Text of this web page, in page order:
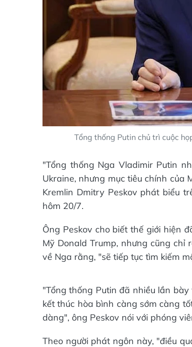
Tổng thống Putin chủ trì cuộc
"Tổng thống Nga Vladimir Putin
Ukraine, nhưng mục tiêu chính của
Kremlin Dmitry Peskov phát biểu
hôm 20/7.
Ông Peskov cho biết thế giới hiện
Mỹ Donald Trump, nhưng cũng
về Nga rằng, "sẽ tiếp tục tìm kiếm
"Tổng thống Putin đã nhiều lần
kết thúc hòa bình càng sớm càng
dàng", ông Peskov nói với phóng
Theo người phát ngôn này, "điều